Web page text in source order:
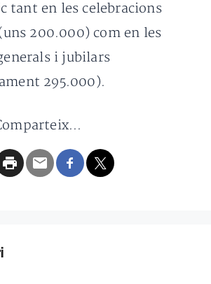
tant en les celebracions
200.000) com en les
i jubilars
295.000).